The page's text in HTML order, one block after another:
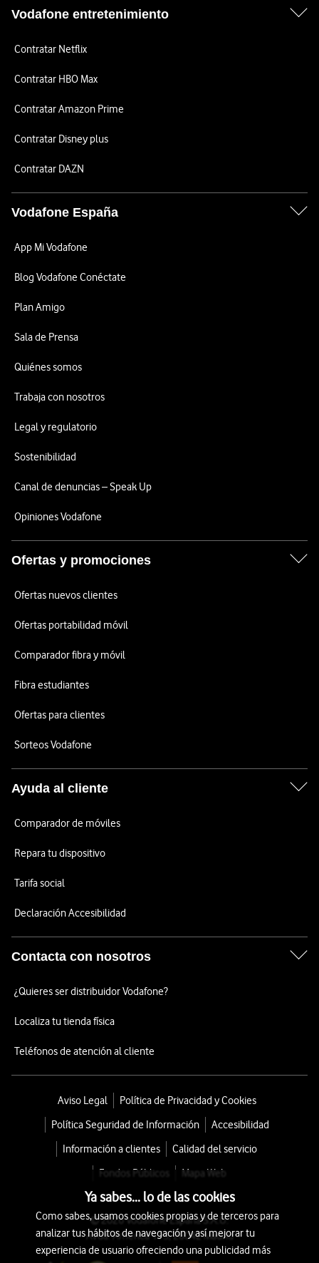
Vodafone entretenimiento
Contratar Netflix
Contratar HBO Max
Contratar Amazon Prime
Contratar Disney plus
Contratar DAZN
Vodafone España
App Mi Vodafone
Blog Vodafone Conéctate
Plan Amigo
Sala de Prensa
Quiénes somos
Trabaja con nosotros
Legal y regulatorio
Sostenibilidad
Canal de denuncias – Speak Up
Opiniones Vodafone
Ofertas y promociones
Ofertas nuevos clientes
Ofertas portabilidad móvil
Comparador fibra y móvil
Fibra estudiantes
Ofertas para clientes
Sorteos Vodafone
Ayuda al cliente
Comparador de móviles
Repara tu dispositivo
Tarifa social
Declaración Accesibilidad
Contacta con nosotros
¿Quieres ser distribuidor Vodafone?
Localiza tu tienda física
Teléfonos de atención al cliente
Aviso Legal
Política de Privacidad y Cookies
Política Seguridad de Información
Accesibilidad
Información a clientes
Calidad del servicio
Fondos Públicos
Mapa Web
© 2026 Vodafone España S.A.U.
Avda. América 115, 28042 Madrid
Ya sabes... lo de las cookies
Como sabes, usamos cookies propias y de terceros para
analizar tus hábitos de navegación y así mejorar tu
experiencia de usuario ofreciendo una publicidad más